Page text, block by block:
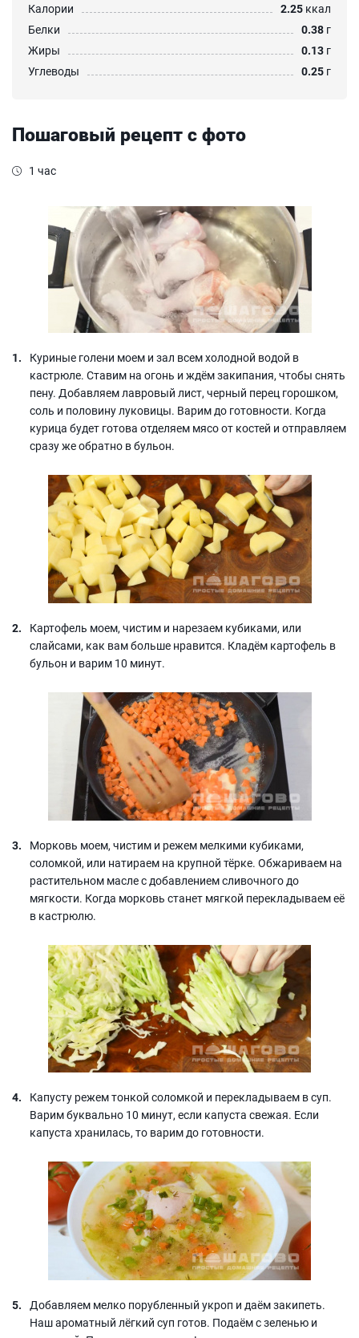
Калории
2.25 ккал
Белки
0.38 г
Жиры
0.13 г
Углеводы
0.25 г
Пошаговый рецепт с фото
1 час
Куриные голени моем и зал всем холодной водой в
кастрюле. Ставим на огонь и ждём закипания, чтобы снять
пену. Добавляем лавровый лист, черный перец горошком,
соль и половину луковицы. Варим до готовности. Когда
курица будет готова отделяем мясо от костей и отправляем
сразу же обратно в бульон.
Картофель моем, чистим и нарезаем кубиками, или
слайсами, как вам больше нравится. Кладём картофель в
бульон и варим 10 минут.
Морковь моем, чистим и режем мелкими кубиками,
соломкой, или натираем на крупной тёрке. Обжариваем на
растительном масле с добавлением сливочного до
мягкости. Когда морковь станет мягкой перекладываем её
в кастрюлю.
Капусту режем тонкой соломкой и перекладываем в суп.
Варим буквально 10 минут, если капуста свежая. Если
капуста хранилась, то варим до готовности.
Добавляем мелко порубленный укроп и даём закипеть.
Наш ароматный лёгкий суп готов. Подаём с зеленью и